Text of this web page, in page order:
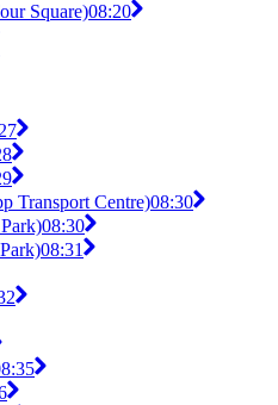
Square)08:20
Transport Centre)08:30
08:30
08:31